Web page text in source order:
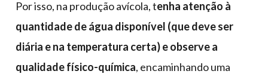
Por isso, na produção avícola, tenha atenção à
quantidade de água disponível (que deve ser
diária e na temperatura certa) e observe a
qualidade físico-química, encaminhando uma